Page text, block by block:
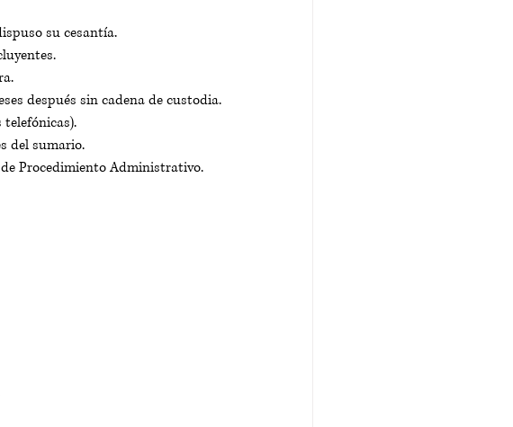
su cesantía.
después sin cadena de custodia.
del sumario.
Procedimiento Administrativo.